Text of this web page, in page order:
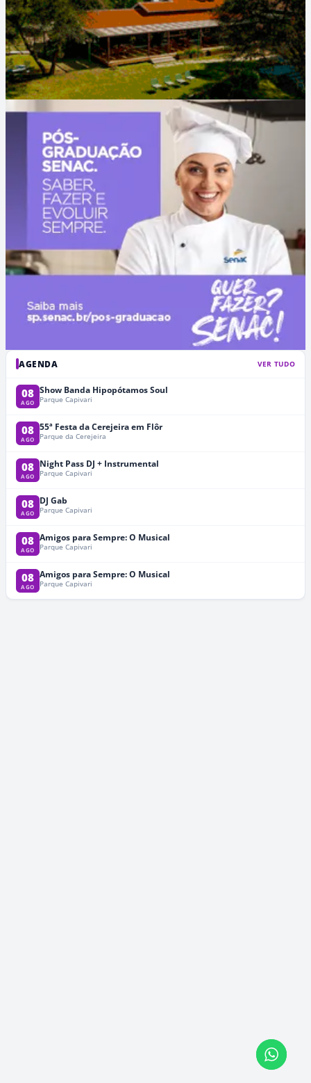
AGENDA VER TUDO
08
AGO
Show Banda Hipopótamos Soul
Parque Capivari
08
AGO
55ª Festa da Cerejeira em Flôr
Parque da Cerejeira
08
AGO
Night Pass DJ + Instrumental
Parque Capivari
08
AGO
DJ Gab
Parque Capivari
08
AGO
Amigos para Sempre: O Musical
Parque Capivari
08
AGO
Amigos para Sempre: O Musical
Parque Capivari